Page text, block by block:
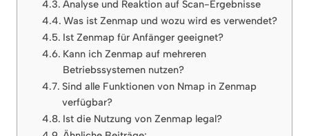
Analyse und Reaktion auf Scan-Ergebnisse
Was ist Zenmap und wozu wird es verwendet?
Ist Zenmap für Anfänger geeignet?
Kann ich Zenmap auf mehreren
Betriebssystemen nutzen?
Sind alle Funktionen von Nmap in Zenmap
verfügbar?
Ist die Nutzung von Zenmap legal?